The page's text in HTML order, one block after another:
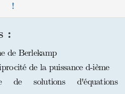
!
:
de Berlekamp
de la puissance d-ième
de solutions d'équations